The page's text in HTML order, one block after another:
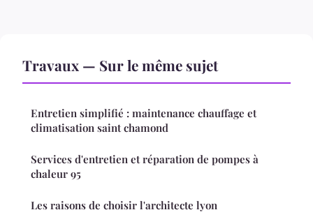
Travaux — Sur le même sujet
Entretien simplifié : maintenance chauffage et
climatisation saint chamond
Services d'entretien et réparation de pompes à
chaleur 95
Les raisons de choisir l'architecte lyon